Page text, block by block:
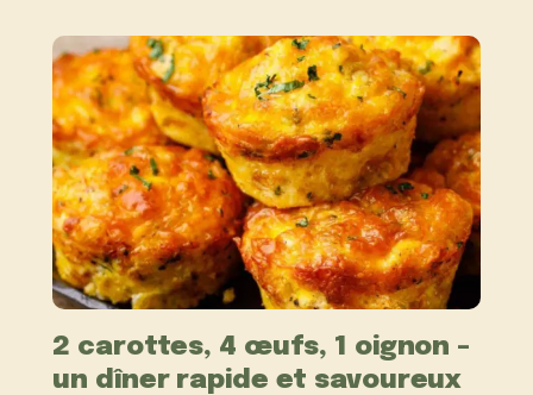
2 carottes, 4 œufs, 1 oignon –
un dîner rapide et savoureux